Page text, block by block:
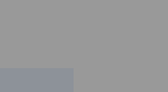
of a moving company's
are subject to our